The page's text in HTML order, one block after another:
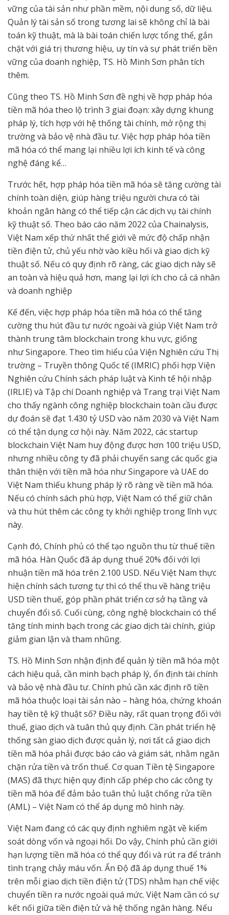
vững của tài sản như phần mềm, nội dung số, dữ liệu.
Quản lý tài sản số trong tương lai sẽ không chỉ là bài
toán kỹ thuật, mà là bài toán chiến lược tổng thể, gắn
chặt với giá trị thương hiệu, uy tín và sự phát triển bền
vững của doanh nghiệp, TS. Hồ Minh Sơn phân tích
thêm.
Cũng theo TS. Hồ Minh Sơn đề nghị về hợp pháp hóa
tiền mã hóa theo lộ trình 3 giai đoạn: xây dựng khung
pháp lý, tích hợp với hệ thống tài chính, mở rộng thị
trường và bảo vệ nhà đầu tư. Việc hợp pháp hóa tiền
mã hóa có thể mang lại nhiều lợi ích kinh tế và công
nghệ đáng kể…
Trước hết, hợp pháp hóa tiền mã hóa sẽ tăng cường tài
chính toàn diện, giúp hàng triệu người chưa có tài
khoản ngân hàng có thể tiếp cận các dịch vụ tài chính
kỹ thuật số. Theo báo cáo năm 2022 của Chainalysis,
Việt Nam xếp thứ nhất thế giới về mức độ chấp nhận
tiền điện tử, chủ yếu nhờ vào kiều hối và giao dịch kỹ
thuật số. Nếu có quy định rõ ràng, các giao dịch này sẽ
an toàn và hiệu quả hơn, mang lại lợi ích cho cả cá nhân
và doanh nghiệp
Kế đến, việc hợp pháp hóa tiền mã hóa có thể tăng
cường thu hút đầu tư nước ngoài và giúp Việt Nam trở
thành trung tâm blockchain trong khu vực, giống
như Singapore. Theo tìm hiểu của Viện Nghiên cứu Thị
trường – Truyền thông Quốc tế (IMRIC) phối hợp Viện
Nghiên cứu Chính sách pháp luật và Kinh tế hội nhập
(IRLIE) và Tập chí Doanh nghiệp và Trang trại Việt Nam
cho thấy ngành công nghiệp blockchain toàn cầu được
dự đoán sẽ đạt 1.430 tỷ USD vào năm 2030 và Việt Nam
có thể tận dụng cơ hội này. Năm 2022, các startup
blockchain Việt Nam huy động được hơn 100 triệu USD,
nhưng nhiều công ty đã phải chuyển sang các quốc gia
thân thiện với tiền mã hóa như Singapore và UAE do
Việt Nam thiếu khung pháp lý rõ ràng về tiền mã hóa.
Nếu có chính sách phù hợp, Việt Nam có thể giữ chân
và thu hút thêm các công ty khởi nghiệp trong lĩnh vực
này.
Cạnh đó, Chính phủ có thể tạo nguồn thu từ thuế tiền
mã hóa. Hàn Quốc đã áp dụng thuế 20% đối với lợi
nhuận tiền mã hóa trên 2.100 USD. Nếu Việt Nam thực
hiện chính sách tương tự thì có thể thu về hàng triệu
USD tiền thuế, góp phần phát triển cơ sở hạ tầng và
chuyển đổi số. Cuối cùng, công nghệ blockchain có thể
tăng tính minh bạch trong các giao dịch tài chính, giúp
giảm gian lận và tham nhũng.
TS. Hồ Minh Sơn nhận định để quản lý tiền mã hóa một
cách hiệu quả, cần minh bạch pháp lý, ổn định tài chính
và bảo vệ nhà đầu tư. Chính phủ cần xác định rõ tiền
mã hóa thuộc loại tài sản nào – hàng hóa, chứng khoán
hay tiền tệ kỹ thuật số? Điều này, rất quan trọng đối với
thuế, giao dịch và tuân thủ quy định. Cần phát triển hệ
thống sàn giao dịch được quản lý, nơi tất cả giao dịch
tiền mã hóa phải được báo cáo và giám sát, nhằm ngăn
chặn rửa tiền và trốn thuế. Cơ quan Tiền tệ Singapore
(MAS) đã thực hiện quy định cấp phép cho các công ty
tiền mã hóa để đảm bảo tuân thủ luật chống rửa tiền
(AML) – Việt Nam có thể áp dụng mô hình này.
Việt Nam đang có các quy định nghiêm ngặt về kiểm
soát dòng vốn và ngoại hối. Do vậy, Chính phủ cần giới
hạn lượng tiền mã hóa có thể quy đổi và rút ra để tránh
tình trạng chảy máu vốn. Ấn Độ đã áp dụng thuế 1%
trên mỗi giao dịch tiền điện tử (TDS) nhằm hạn chế việc
chuyển tiền ra nước ngoài quá mức. Việt Nam cần có sự
kết nối giữa tiền điện tử và hệ thống ngân hàng. Nếu